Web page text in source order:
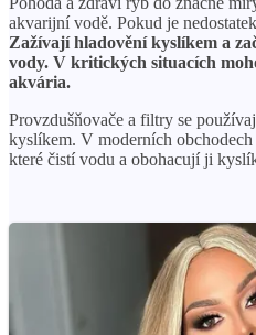
akvarijní vodě. Pokud je
Zažívají hladovění kyslíkem a
vody. V kritických situacích
akvária.
Provzdušňovače a filtry se
kyslíkem. V moderních
které čistí vodu a obohacují ji